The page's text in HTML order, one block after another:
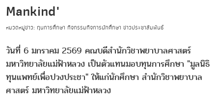
Mankind"
หมวดหมู่ข่าว: ทุนการศึกษา กิจกรรมกิจการนักศึกษา ข่าวประชาสัมพันธ์
วันที่ 6 มกราคม 2569 คณบดีสำนักวิชาพยาบาลศาสตร์
มหาวิทยาลัยแม่ฟ้าหลวง เป็นตัวแทนมอบทุนการศึกษา "มูลนิธิ
ทุนแพทย์เพื่อปวงประชา" ให้แก่นักศึกษา สำนักวิชาพยาบาล
ศาสตร์ มหาวิทยาลัยแม่ฟ้าหลวง